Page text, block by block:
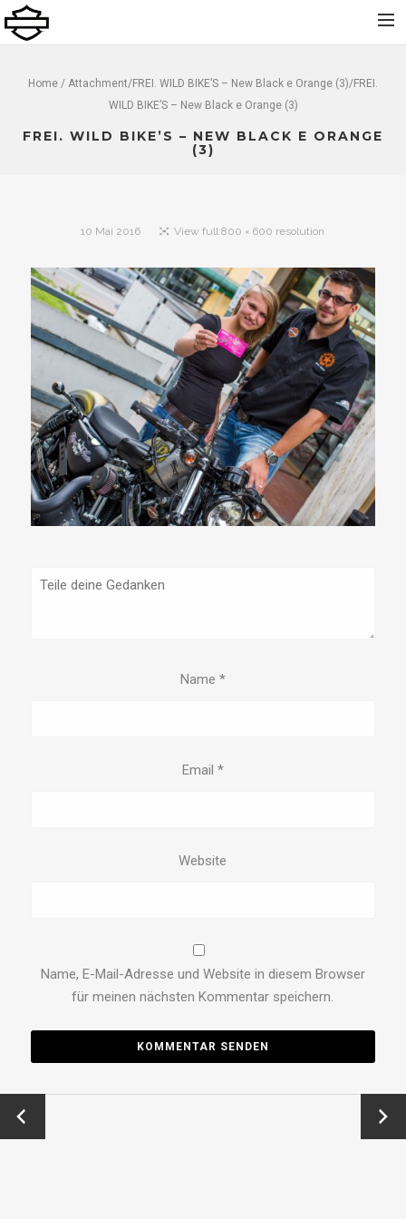
Neu
Bekleidung und Zubehör
Kontakt
Dolomiti Chapter
Finance
Home / Attachment/FREI. WILD BIKE’S – New Black e Orange (3)/FREI.
WILD BIKE’S – New Black e Orange (3)
FREI. WILD BIKE’S – NEW BLACK E ORANGE
(3)
10 Mai 2016 View full 800 × 600 resolution
Name *
Email *
Website
Name, E-Mail-Adresse und Website in diesem Browser
für meinen nächsten Kommentar speichern.
Zurück
Vor →